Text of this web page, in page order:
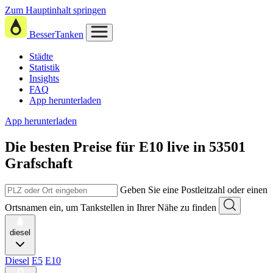
Zum Hauptinhalt springen
BesserTanken
Städte
Statistik
Insights
FAQ
App herunterladen
App herunterladen
Die besten Preise für E10 live in 53501
Grafschaft
Geben Sie eine Postleitzahl oder einen
Ortsnamen ein, um Tankstellen in Ihrer Nähe zu finden
diesel
Diesel E5 E10